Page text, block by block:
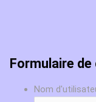
Formulaire
Nom